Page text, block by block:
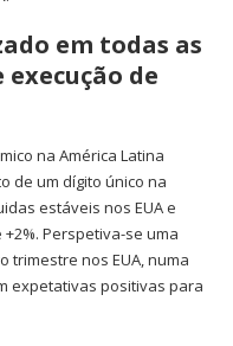
em todas as
de
na América Latina
de um dígito único na
estáveis nos EUA e
Perspetiva-se uma
trimestre nos EUA, numa
expetativas positivas para